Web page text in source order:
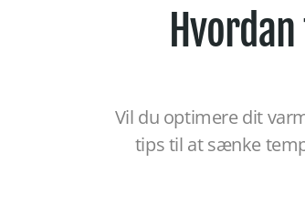
Vil du optimere dit
tips til at sænke